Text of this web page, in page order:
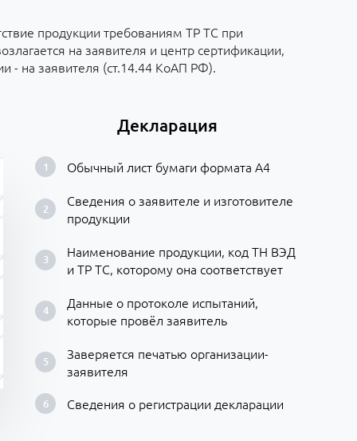
продукции требованиям ТР ТС при
на заявителя и центр сертификации,
- на заявителя (ст.14.44 КоАП РФ).
Декларация
Обычный лист бумаги формата А4
Сведения о заявителе и изготовителе
продукции
Наименование продукции, код ТН ВЭД
и ТР ТС, которому она соответствует
Данные о протоколе испытаний,
которые провёл заявитель
Заверяется печатью организации-
заявителя
Сведения о регистрации декларации